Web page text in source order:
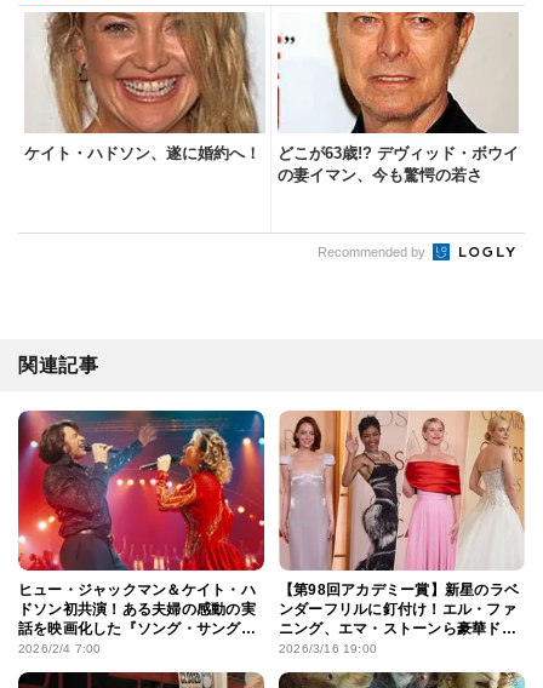
ケイト・ハドソン、遂に婚約へ！
どこが63歳!? デヴィッド・ボウイ
の妻イマン、今も驚愕の若さ
Recommended by
関連記事
ヒュー・ジャックマン＆ケイト・ハ
ドソン初共演！ある夫婦の感動の実
話を映画化した『ソング・サング・
ブルー』公開決定
2026/2/4 7:00
【第98回アカデミー賞】新星のラベ
ンダーフリルに釘付け！エル・ファ
ニング、エマ・ストーンら豪華ドレ
スをプレイバック
2026/3/16 19:00